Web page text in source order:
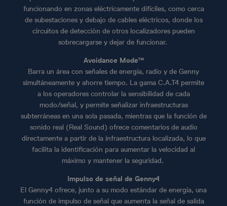
funcionando en zonas eléctricamente difíciles, como cerca
de subestaciones y debajo de cables eléctricos, donde los
circuitos de detección de otros localizadores pueden
sobrecargarse y dejar de funcionar.
Avoidance Mode™
Barra un área con señales de energía, radio y de Genny
simultáneamente y ahorre tiempo. La gama C.A.T4 permite
a los operadores controlar la sensibilidad de cada
modo/señal, y permite señalizar infraestructuras
subterráneas en una sola pasada, mientras que la función de
sonido real (Real Sound) ofrece comentarios de audio
directamente a partir de la infraestructura localizada, lo que
facilita la identificación para aumentar la velocidad al
máximo y mantener la seguridad.
Impulso de señal de Genny4
El Genny4 ofrece, junto a su modo estándar de energía, una
función de impulso de señal que aumenta la señal de salida